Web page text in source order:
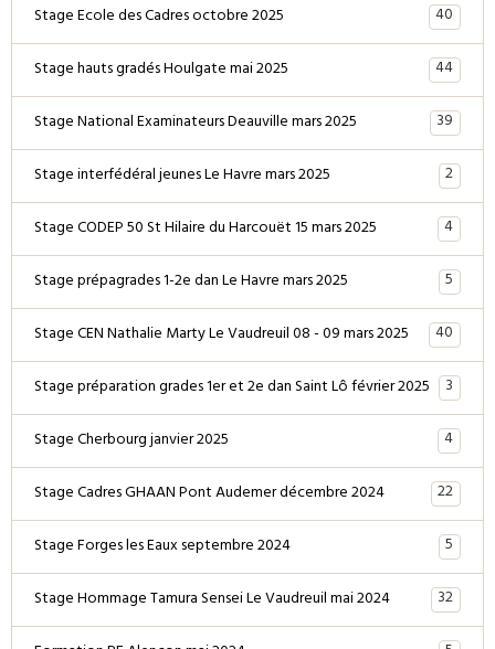
Stage Ecole des Cadres octobre 2025
40
Stage hauts gradés Houlgate mai 2025
44
Stage National Examinateurs Deauville mars 2025
39
Stage interfédéral jeunes Le Havre mars 2025
2
Stage CODEP 50 St Hilaire du Harcouët 15 mars 2025
4
Stage prépagrades 1-2e dan Le Havre mars 2025
5
Stage CEN Nathalie Marty Le Vaudreuil 08 - 09 mars 2025
40
Stage préparation grades 1er et 2e dan Saint Lô février 2025 3
Stage Cherbourg janvier 2025
4
Stage Cadres GHAAN Pont Audemer décembre 2024
22
Stage Forges les Eaux septembre 2024
5
Stage Hommage Tamura Sensei Le Vaudreuil mai 2024
32